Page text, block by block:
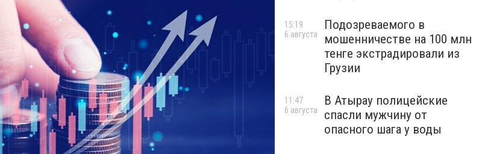
Подозреваемого в
мошенничестве на 100 млн
тенге экстрадировали из
Грузии
15:19
6 августа
В Атырау полицейские
спасли мужчину от
опасного шага у воды
11:47
6 августа